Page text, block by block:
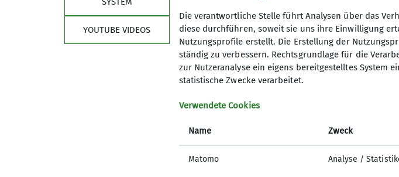
Kontakt
YOUTUBE VIDEOS
Die verantwortliche Stelle führt Analysen über das
diese durchführen, soweit sie uns ihre Einwilligung
Nutzungsprofile erstellt. Die Erstellung der
ständig zu verbessern. Rechtsgrundlage für die
zur Nutzeranalyse ein eigens bereitgestelltes System
statistische Zwecke verarbeitet.
Verwendete Cookies
Name Zweck
Matomo Analyse /